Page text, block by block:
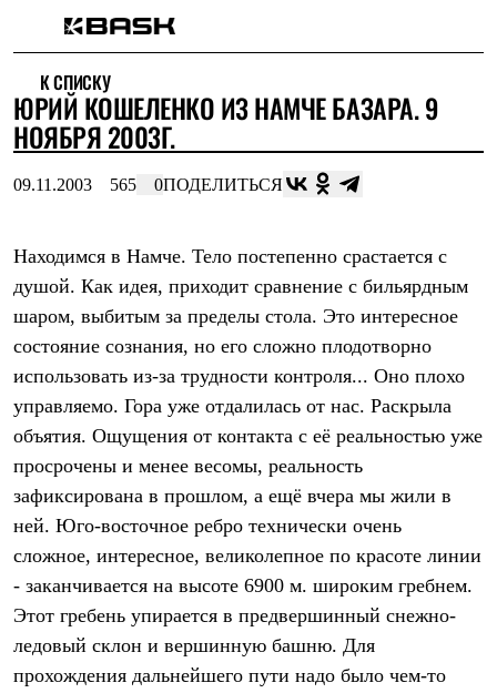
Интернет-магазин
Мужская одежда
Утепленная пухом
Куртки
Жилеты
Куртки
Штормовая одежда
Куртки
Софтшелл одежда
Куртки
Брюки
Флисовая одежда
Куртки
Брюки
Термобелье
Теплое термобелье
Легкое термобелье
Лёгкая одежда
Футболки
Рубашки
Толстовки
Брюки
К СПИСКУ
ЮРИЙ КОШЕЛЕНКО ИЗ НАМЧЕ БАЗАРА. 9
НОЯБРЯ 2003Г.
09.11.2003 565 0ПОДЕЛИТЬСЯ
Находимся в Намче. Тело постепенно срастается с
душой. Как идея, приходит сравнение с бильярдным
шаром, выбитым за пределы стола. Это интересное
состояние сознания, но его сложно плодотворно
использовать из-за трудности контроля... Оно плохо
управляемо. Гора уже отдалилась от нас. Раскрыла
объятия. Ощущения от контакта с её реальностью уже
просрочены и менее весомы, реальность
зафиксирована в прошлом, а ещё вчера мы жили в
ней. Юго-восточное ребро технически очень
сложное, интересное, великолепное по красоте линии
- заканчивается на высоте 6900 м. широким гребнем.
Этот гребень упирается в предвершинный снежно-
ледовый склон и вершинную башню. Для
прохождения дальнейшего пути надо было чем-то